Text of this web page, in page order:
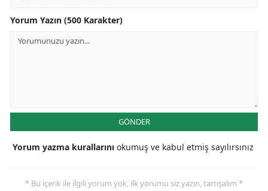
Yorum Yazın (500 Karakter)
GÖNDER
Yorum yazma kurallarını okumuş ve kabul etmiş sayılırsınız
* Bu içerik ile ilgili yorum yok, ilk yorumu siz yazın, tartışalım *